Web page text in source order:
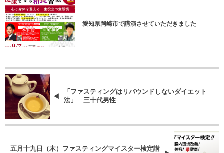
愛知県岡崎市で講演させていただきました
「ファスティングはリバウンドしないダイエット
法」 三十代男性
五月十九日（木）ファスティングマイスター検定講